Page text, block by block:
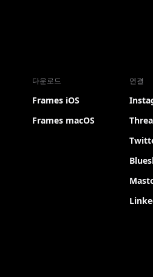
다운로드
Frames iOS
Frames macOS
연결